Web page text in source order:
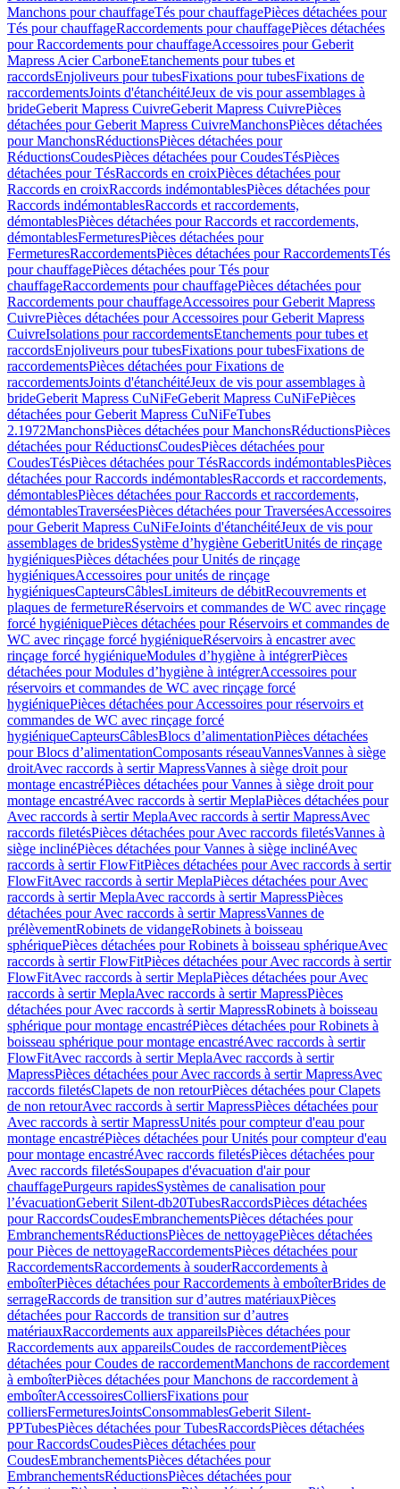
Manchons pour chauffageTés pour chauffagePièces détachées pour
Tés pour chauffageRaccordements pour chauffagePièces détachées
pour Raccordements pour chauffageAccessoires pour Geberit
Mapress Acier CarboneEtanchements pour tubes et
raccordsEnjoliveurs pour tubesFixations pour tubesFixations de
raccordementsJoints d'étanchéitéJeux de vis pour assemblages à
brideGeberit Mapress CuivreGeberit Mapress CuivrePièces
détachées pour Geberit Mapress CuivreManchonsPièces détachées
pour ManchonsRéductionsPièces détachées pour
RéductionsCoudesPièces détachées pour CoudesTésPièces
détachées pour TésRaccords en croixPièces détachées pour
Raccords en croixRaccords indémontablesPièces détachées pour
Raccords indémontablesRaccords et raccordements,
démontablesPièces détachées pour Raccords et raccordements,
démontablesFermeturesPièces détachées pour
FermeturesRaccordementsPièces détachées pour RaccordementsTés
pour chauffagePièces détachées pour Tés pour
chauffageRaccordements pour chauffagePièces détachées pour
Raccordements pour chauffageAccessoires pour Geberit Mapress
CuivrePièces détachées pour Accessoires pour Geberit Mapress
CuivreIsolations pour raccordementsEtanchements pour tubes et
raccordsEnjoliveurs pour tubesFixations pour tubesFixations de
raccordementsPièces détachées pour Fixations de
raccordementsJoints d'étanchéitéJeux de vis pour assemblages à
brideGeberit Mapress CuNiFeGeberit Mapress CuNiFePièces
détachées pour Geberit Mapress CuNiFeTubes
2.1972ManchonsPièces détachées pour ManchonsRéductionsPièces
détachées pour RéductionsCoudesPièces détachées pour
CoudesTésPièces détachées pour TésRaccords indémontablesPièces
détachées pour Raccords indémontablesRaccords et raccordements,
démontablesPièces détachées pour Raccords et raccordements,
démontablesTraverséesPièces détachées pour TraverséesAccessoires
pour Geberit Mapress CuNiFeJoints d'étanchéitéJeux de vis pour
assemblages de bridesSystème d’hygiène GeberitUnités de rinçage
hygiéniquesPièces détachées pour Unités de rinçage
hygiéniquesAccessoires pour unités de rinçage
hygiéniquesCapteursCâblesLimiteurs de débitRecouvrements et
plaques de fermetureRéservoirs et commandes de WC avec rinçage
forcé hygiéniquePièces détachées pour Réservoirs et commandes de
WC avec rinçage forcé hygiéniqueRéservoirs à encastrer avec
rinçage forcé hygiéniqueModules d’hygiène à intégrerPièces
détachées pour Modules d’hygiène à intégrerAccessoires pour
réservoirs et commandes de WC avec rinçage forcé
hygiéniquePièces détachées pour Accessoires pour réservoirs et
commandes de WC avec rinçage forcé
hygiéniqueCapteursCâblesBlocs d’alimentationPièces détachées
pour Blocs d’alimentationComposants réseauVannesVannes à siège
droitAvec raccords à sertir MapressVannes à siège droit pour
montage encastréPièces détachées pour Vannes à siège droit pour
montage encastréAvec raccords à sertir MeplaPièces détachées pour
Avec raccords à sertir MeplaAvec raccords à sertir MapressAvec
raccords filetésPièces détachées pour Avec raccords filetésVannes à
siège inclinéPièces détachées pour Vannes à siège inclinéAvec
raccords à sertir FlowFitPièces détachées pour Avec raccords à sertir
FlowFitAvec raccords à sertir MeplaPièces détachées pour Avec
raccords à sertir MeplaAvec raccords à sertir MapressPièces
détachées pour Avec raccords à sertir MapressVannes de
prélèvementRobinets de vidangeRobinets à boisseau
sphériquePièces détachées pour Robinets à boisseau sphériqueAvec
raccords à sertir FlowFitPièces détachées pour Avec raccords à sertir
FlowFitAvec raccords à sertir MeplaPièces détachées pour Avec
raccords à sertir MeplaAvec raccords à sertir MapressPièces
détachées pour Avec raccords à sertir MapressRobinets à boisseau
sphérique pour montage encastréPièces détachées pour Robinets à
boisseau sphérique pour montage encastréAvec raccords à sertir
FlowFitAvec raccords à sertir MeplaAvec raccords à sertir
MapressPièces détachées pour Avec raccords à sertir MapressAvec
raccords filetésClapets de non retourPièces détachées pour Clapets
de non retourAvec raccords à sertir MapressPièces détachées pour
Avec raccords à sertir MapressUnités pour compteur d'eau pour
montage encastréPièces détachées pour Unités pour compteur d'eau
pour montage encastréAvec raccords filetésPièces détachées pour
Avec raccords filetésSoupapes d'évacuation d'air pour
chauffagePurgeurs rapidesSystèmes de canalisation pour
l’évacuationGeberit Silent-db20TubesRaccordsPièces détachées
pour RaccordsCoudesEmbranchementsPièces détachées pour
EmbranchementsRéductionsPièces de nettoyagePièces détachées
pour Pièces de nettoyageRaccordementsPièces détachées pour
RaccordementsRaccordements à souderRaccordements à
emboîterPièces détachées pour Raccordements à emboîterBrides de
serrageRaccords de transition sur d’autres matériauxPièces
détachées pour Raccords de transition sur d’autres
matériauxRaccordements aux appareilsPièces détachées pour
Raccordements aux appareilsCoudes de raccordementPièces
détachées pour Coudes de raccordementManchons de raccordement
à emboîterPièces détachées pour Manchons de raccordement à
emboîterAccessoiresColliersFixations pour
colliersFermeturesJointsConsommablesGeberit Silent-
PPTubesPièces détachées pour TubesRaccordsPièces détachées
pour RaccordsCoudesPièces détachées pour
CoudesEmbranchementsPièces détachées pour
EmbranchementsRéductionsPièces détachées pour